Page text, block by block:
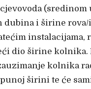
(sredinom
i širine rova/
instalacijama,
dio širine kolnika.
kolnika
širini te će